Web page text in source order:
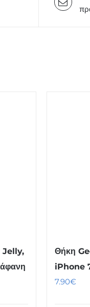
Jelly,
Θήκη
iPhone
7.90€